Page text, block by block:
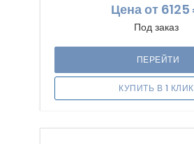
Ценаот 6125
Под заказ
ПЕРЕЙТИ
КУПИТЬ В 1 КЛИК